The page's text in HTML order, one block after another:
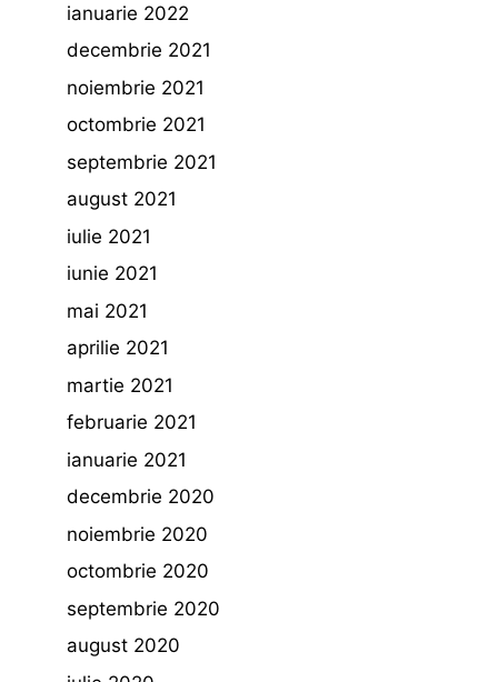
ianuarie 2022
decembrie 2021
noiembrie 2021
octombrie 2021
septembrie 2021
august 2021
iulie 2021
iunie 2021
mai 2021
aprilie 2021
martie 2021
februarie 2021
ianuarie 2021
decembrie 2020
noiembrie 2020
octombrie 2020
septembrie 2020
august 2020